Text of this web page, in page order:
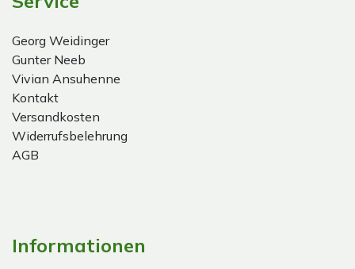
Georg Weidinger
Gunter Neeb
Vivian Ansuhenne
Kontakt
Versandkosten
Widerrufsbelehrung
AGB
Informationen